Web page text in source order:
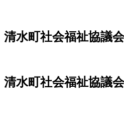
清水町社会福祉協議
清水町社会福祉協議